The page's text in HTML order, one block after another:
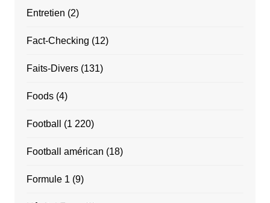
Entretien (2)
Fact-Checking (12)
Faits-Divers(131)
Foods(4)
Football (1 220)
Football américan (18)
Formule 1 (9)